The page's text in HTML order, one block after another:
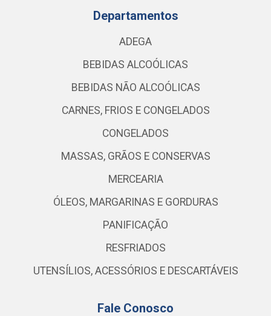
Departamentos
ADEGA
BEBIDAS ALCOÓLICAS
BEBIDAS NÃO ALCOÓLICAS
CARNES, FRIOS E CONGELADOS
CONGELADOS
MASSAS, GRÃOS E CONSERVAS
MERCEARIA
ÓLEOS, MARGARINAS E GORDURAS
PANIFICAÇÃO
RESFRIADOS
UTENSÍLIOS, ACESSÓRIOS E DESCARTÁVEIS
Fale Conosco